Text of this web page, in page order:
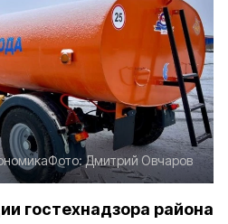
Фото: Дмитрий Овчаров
гостехнадзора района